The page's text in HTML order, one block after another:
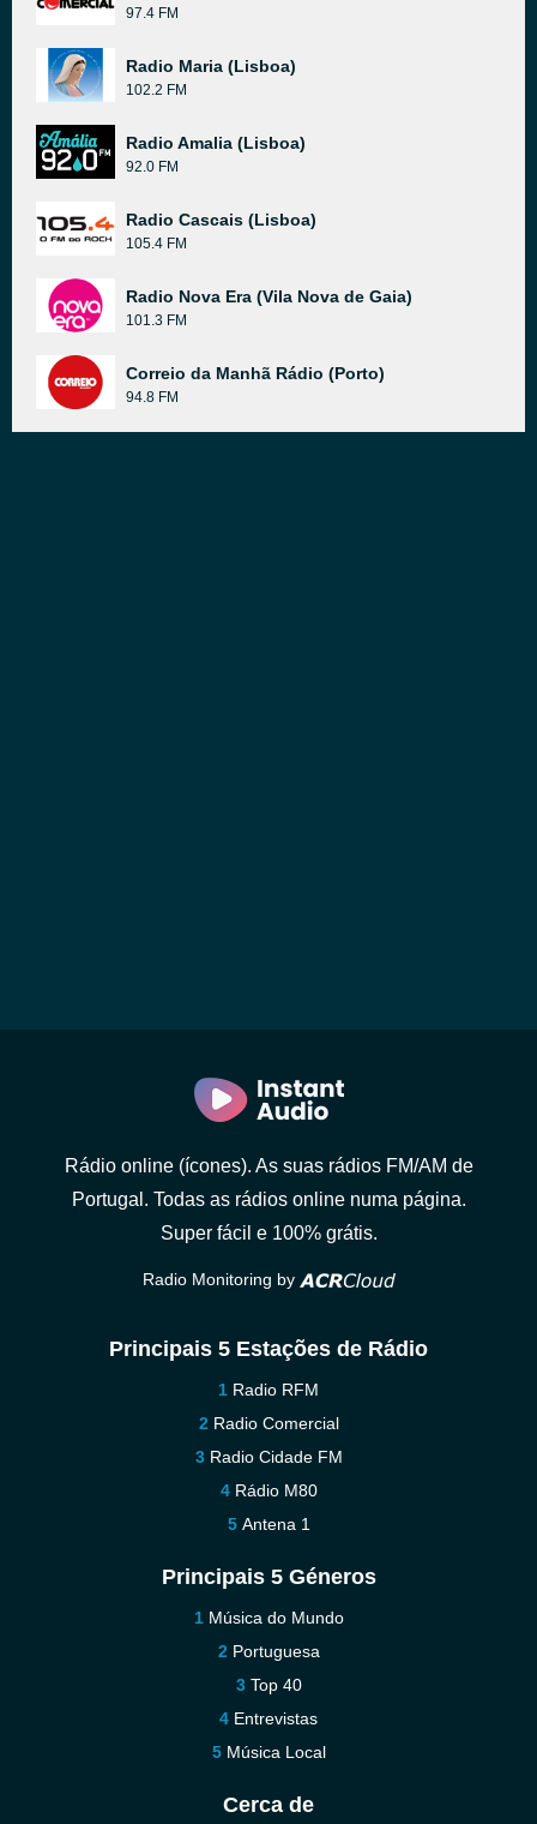
97.4 FM
Radio Maria (Lisboa)
102.2 FM
Radio Amalia (Lisboa)
92.0 FM
Radio Cascais (Lisboa)
105.4 FM
Radio Nova Era (Vila Nova de Gaia)
101.3 FM
Correio da Manhã Rádio (Porto)
94.8 FM
Rádio online (ícones). As suas rádios FM/AM de
Portugal. Todas as rádios online numa página.
Super fácil e 100% grátis.
Radio Monitoring by
Principais 5 Estações de Rádio
Radio RFM
Radio Comercial
Radio Cidade FM
Rádio M80
Antena 1
Principais 5 Géneros
Música do Mundo
Portuguesa
Top 40
Entrevistas
Música Local
Cerca de